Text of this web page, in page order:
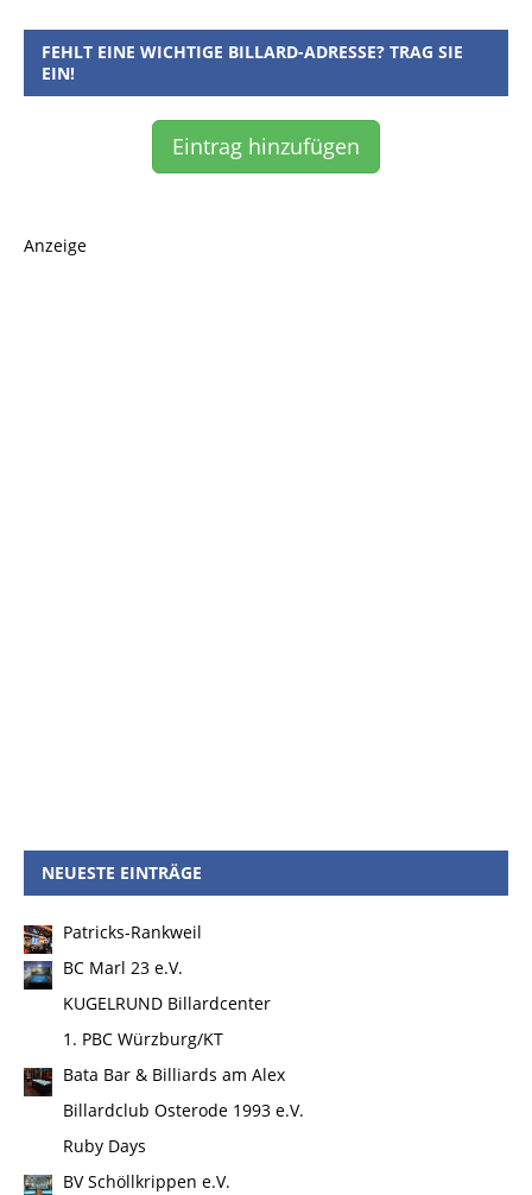
FEHLT EINE WICHTIGE BILLARD-ADRESSE? TRAG SIE
EIN!
Eintrag hinzufügen
Anzeige
NEUESTE EINTRÄGE
Patricks-Rankweil
BC Marl 23 e.V.
KUGELRUND Billardcenter
1. PBC Würzburg/KT
Bata Bar & Billiards am Alex
Billardclub Osterode 1993 e.V.
Ruby Days
BV Schöllkrippen e.V.